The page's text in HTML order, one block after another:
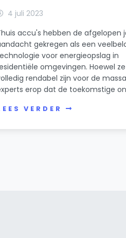
4 juli 2023
accu's hebben de afgelopen
gekregen als een
voor energieopslag in
omgevingen. Hoewel
rendabel zijn voor de
erop dat de toekomstige
VERDER